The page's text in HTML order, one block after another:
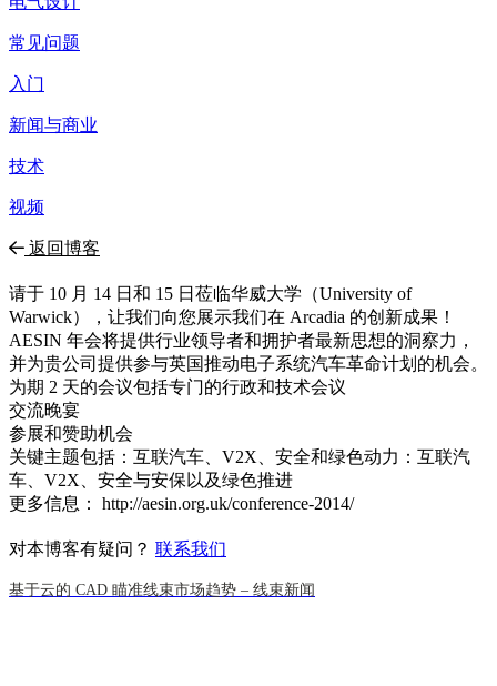
常见问题
入门
新闻与商业
技术
视频
返回博客
请于 10 月 14 日和 15 日莅临华威大学（University of
Warwick），让我们向您展示我们在 Arcadia 的创新成果！
AESIN 年会将提供行业领导者和拥护者最新思想的洞察力，
并为贵公司提供参与英国推动电子系统汽车革命计划的机会。
为期 2 天的会议包括专门的行政和技术会议
交流晚宴
参展和赞助机会
关键主题包括：互联汽车、V2X、安全和绿色动力：互联汽
车、V2X、安全与安保以及绿色推进
更多信息： http://aesin.org.uk/conference-2014/
对本博客有疑问？ 联系我们
基于云的 CAD 瞄准线束市场趋势 – 线束新闻